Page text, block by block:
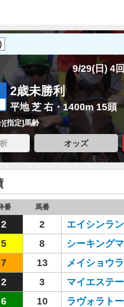
9/29(日) 4
2歳未勝利
平地 芝 右・1400m 15頭
)[指定]馬齢
オッズ
番 馬番
2 2 エイシンラ
5 8 シーキング
7 13 メイショウ
2 3 マイエステ
6 10 ラヴォラト